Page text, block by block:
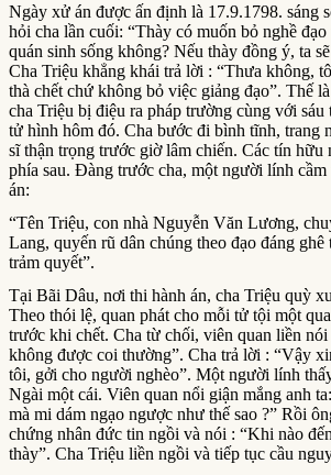
Ngày xử án được ấn định là 17.9.1798. sáng
hỏi cha lần cuối: “Thày có muốn bỏ nghề
quán sinh sống không? Nếu thày đồng ý, ta
Cha Triệu khẳng khái trả lời : “Thưa không,
thà chết chứ không bỏ việc giảng đạo”. Thế
cha Triệu bị điệu ra pháp trường cùng với
tử hình hôm đó. Cha bước đi bình tĩnh, trang
sĩ thận trọng trước giờ lâm chiến. Các tín hữu
phía sau. Đàng trước cha, một người lính cầm
án:
“Tên Triệu, con nhà Nguyễn Văn Lương,
Lang, quyến rũ dân chúng theo đạo đáng
trảm quyết”.
Tại Bãi Dâu, nơi thi hành án, cha Triệu quỳ
Theo thói lệ, quan phát cho mỗi tử tội một
trước khi chết. Cha từ chối, viên quan liền nói
không được coi thường”. Cha trả lời : “Vậy
tôi, gởi cho người nghèo”. Một người lính
Ngài một cái. Viên quan nổi giận mắng anh
mà mi dám ngạo ngược như thế sao ?” Rồi
chứng nhân đức tin ngồi và nói : “Khi nào
thày”. Cha Triệu liền ngồi và tiếp tục cầu